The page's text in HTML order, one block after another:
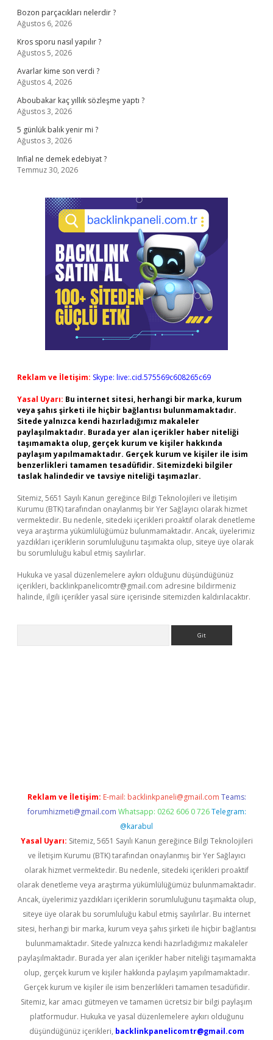
Bozon parçacıkları nelerdir ?
Ağustos 6, 2026
Kros sporu nasıl yapılır ?
Ağustos 5, 2026
Avarlar kime son verdi ?
Ağustos 4, 2026
Aboubakar kaç yıllık sözleşme yaptı ?
Ağustos 3, 2026
5 günlük balık yenir mi ?
Ağustos 3, 2026
Infial ne demek edebiyat ?
Temmuz 30, 2026
Reklam ve İletişim: Skype: live:.cid.575569c608265c69
Yasal Uyarı: Bu internet sitesi, herhangi bir marka, kurum
veya şahıs şirketi ile hiçbir bağlantısı bulunmamaktadır.
Sitede yalnızca kendi hazırladığımız makaleler
paylaşılmaktadır. Burada yer alan içerikler haber niteliği
taşımamakta olup, gerçek kurum ve kişiler hakkında
paylaşım yapılmamaktadır. Gerçek kurum ve kişiler ile isim
benzerlikleri tamamen tesadüfidir. Sitemizdeki bilgiler
taslak halindedir ve tavsiye niteliği taşımazlar.
Sitemiz, 5651 Sayılı Kanun gereğince Bilgi Teknolojileri ve İletişim
Kurumu (BTK) tarafından onaylanmış bir Yer Sağlayıcı olarak hizmet
vermektedir. Bu nedenle, sitedeki içerikleri proaktif olarak denetleme
veya araştırma yükümlülüğümüz bulunmamaktadır. Ancak, üyelerimiz
yazdıkları içeriklerin sorumluluğunu taşımakta olup, siteye üye olarak
bu sorumluluğu kabul etmiş sayılırlar.
Hukuka ve yasal düzenlemelere aykırı olduğunu düşündüğünüz
içerikleri, backlinkpanelicomtr@gmail.com adresine bildirmeniz
halinde, ilgili içerikler yasal süre içerisinde sitemizden kaldırılacaktır.
Reklam ve İletişim: E-mail: backlinkpaneli@gmail.com Teams:
forumhizmeti@gmail.com Whatsapp: 0262 606 0 726 Telegram:
@karabul
Yasal Uyarı: Sitemiz, 5651 Sayılı Kanun gereğince Bilgi Teknolojileri
ve İletişim Kurumu (BTK) tarafından onaylanmış bir Yer Sağlayıcı
olarak hizmet vermektedir. Bu nedenle, sitedeki içerikleri proaktif
olarak denetleme veya araştırma yükümlülüğümüz bulunmamaktadır.
Ancak, üyelerimiz yazdıkları içeriklerin sorumluluğunu taşımakta olup,
siteye üye olarak bu sorumluluğu kabul etmiş sayılırlar. Bu internet
sitesi, herhangi bir marka, kurum veya şahıs şirketi ile hiçbir bağlantısı
bulunmamaktadır. Sitede yalnızca kendi hazırladığımız makaleler
paylaşılmaktadır. Burada yer alan içerikler haber niteliği taşımamakta
olup, gerçek kurum ve kişiler hakkında paylaşım yapılmamaktadır.
Gerçek kurum ve kişiler ile isim benzerlikleri tamamen tesadüfidir.
Sitemiz, kar amacı gütmeyen ve tamamen ücretsiz bir bilgi paylaşım
platformudur. Hukuka ve yasal düzenlemelere aykırı olduğunu
düşündüğünüz içerikleri, backlinkpanelicomtr@gmail.com